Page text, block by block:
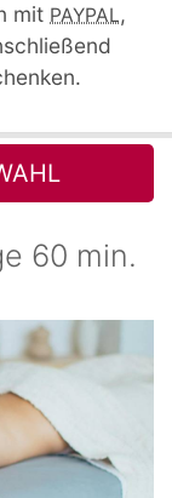
mit PAYPAL,
60 min.